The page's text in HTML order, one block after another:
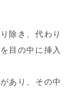
除き、代わり
目の中に挿入
あり、その中